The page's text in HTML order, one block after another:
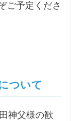
ご予定くださ
ついて
神父様の歓